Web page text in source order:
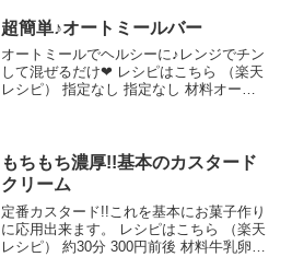
ー.砂糖.牛乳生クリーム(なければ牛乳で
＋５...
超簡単♪オートミールバー
オートミールでヘルシーに♪レンジでチン
して混ぜるだけ❤︎ レシピはこちら （楽天
レシピ） 指定なし 指定なし 材料オート
もちもち濃厚!!基本のカスタード
クリーム
定番カスタード!!これを基本にお菓子作り
に応用出来ます。 レシピはこちら （楽天
レシピ） 約30分 300円前後 材料牛乳卵黄